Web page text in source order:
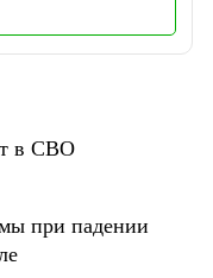
в СВО
при падении